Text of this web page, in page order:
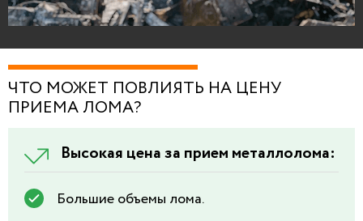
ЧТО МОЖЕТ ПОВЛИЯТЬ НА ЦЕНУ
ПРИЕМА ЛОМА?
Высокая цена за прием металлолома:
Большие объемы лома.